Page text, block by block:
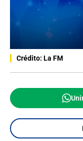
Crédito: La FM